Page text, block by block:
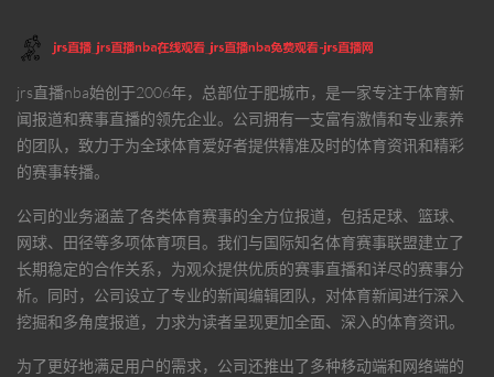
jrs直播nba始创于2006年，总部位于肥城市，是一家专注于体育新
闻报道和赛事直播的领先企业。公司拥有一支富有激情和专业素养
的团队，致力于为全球体育爱好者提供精准及时的体育资讯和精彩
的赛事转播。
公司的业务涵盖了各类体育赛事的全方位报道，包括足球、篮球、
网球、田径等多项体育项目。我们与国际知名体育赛事联盟建立了
长期稳定的合作关系，为观众提供优质的赛事直播和详尽的赛事分
析。同时，公司设立了专业的新闻编辑团队，对体育新闻进行深入
挖掘和多角度报道，力求为读者呈现更加全面、深入的体育资讯。
为了更好地满足用户的需求，公司还推出了多种移动端和网络端的